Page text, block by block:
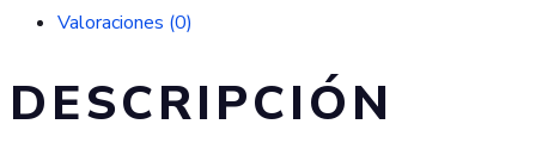
Valoraciones (0)
DESCRIPCIÓN